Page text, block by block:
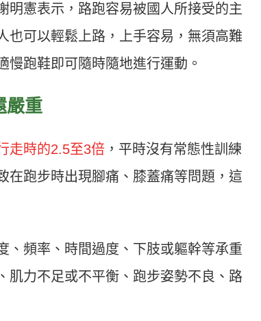
明憲表示，路跑容易被國人所接受的主
也可以輕鬆上路，上手容易，無須高難
跑鞋即可隨時隨地進行運動。
嚴重
走時的2.5至3倍 ，平時沒有常態性訓練
在跑步時出現腳痛、膝蓋痛等問題，這
、頻率、時間過度、下肢或軀幹等承重
肌力不足或不平衡、跑步姿勢不良、路